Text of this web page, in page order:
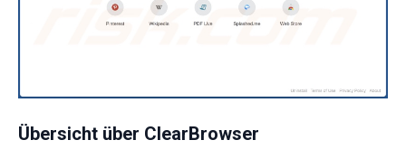
Übersicht über ClearBrowser